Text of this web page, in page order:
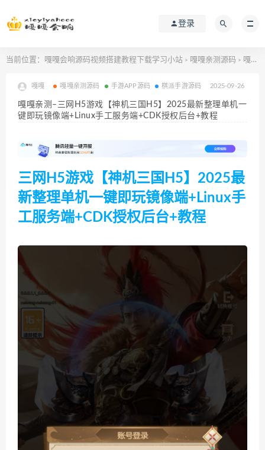
登录
当前位置： 嘎嘎会响源码视频搭建教程下载学习小站 > 嘎嘎亲测源码 > 嘎嘎亲测–三网H5游戏【神机三国H5】2025最新整理单机一键即玩镜像端+Linux手工服务端+CDK授权后台+教程
嘎嘎 嘎嘎亲测源码 手游APP源码 棋派手游源码 2025-09-26
嘎嘎亲测–三网H5游戏【神机三国H5】2025最新整理单机一
键即玩镜像端+Linux手工服务端+CDK授权后台+教程
三网H5游戏【神机三国H5】2025最
新整理单机一键即玩镜像端+Linux手
工服务端+CDK授权后台+教程